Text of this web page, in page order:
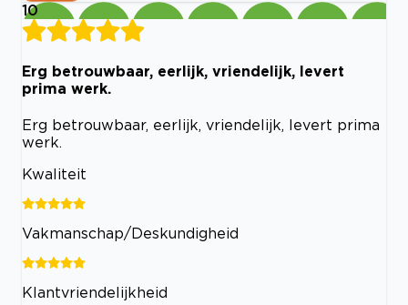
10
Erg betrouwbaar, eerlijk, vriendelijk, levert
prima werk.
Erg betrouwbaar, eerlijk, vriendelijk, levert prima
werk.
Kwaliteit
Vakmanschap/Deskundigheid
Klantvriendelijkheid